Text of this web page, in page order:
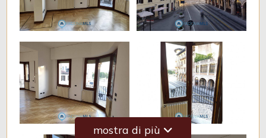
mostra di più
3
4
5
5+